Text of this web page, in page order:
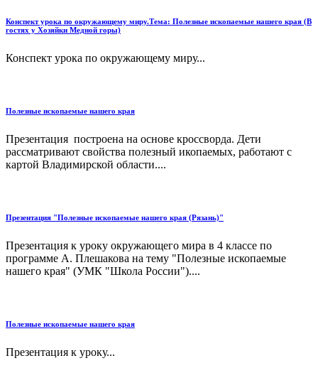
Конспект урока по окружающему миру.Тема: Полезные ископаемые нашего края (В
гостях у Хозяйки Медной горы)
Конспект урока по окружающему миру...
Полезные ископаемые нашего края
Презентация построена на основе кроссворда. Дети
рассматривают свойства полезный икопаемых, работают с
картой Владимирской области....
Презентация "Полезные ископаемые нашего края (Рязань)"
Презентация к уроку окружающего мира в 4 классе по
программе А. Плешакова на тему "Полезные ископаемые
нашего края" (УМК "Школа России")....
Полезные ископаемые нашего края
Презентация к уроку...